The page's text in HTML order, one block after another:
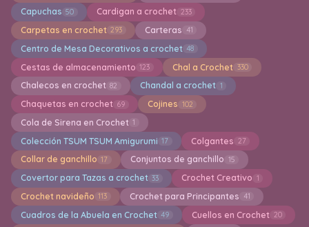
Capuchas 50 Cardigan a crochet 233
Carpetas en crochet 293 Carteras 41
Centro de Mesa Decorativos a crochet 48
Cestas de almacenamiento 123 Chal a Crochet 330
Chalecos en crochet 82 Chandal a crochet 1
Chaquetas en crochet 69 Cojines 102
Cola de Sirena en Crochet 1
Colección TSUM TSUM Amigurumi 17 Colgantes 27
Collar de ganchillo 17 Conjuntos de ganchillo 15
Covertor para Tazas a crochet 33 Crochet Creativo 1
Crochet navideño 113 Crochet para Principantes 41
Cuadros de la Abuela en Crochet 49 Cuellos en Crochet 20